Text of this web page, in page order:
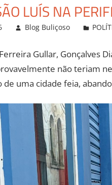
LUÍS NA
Blog Buliçoso
Gullar, Gonçalves
não teriam
de uma cidade feia,